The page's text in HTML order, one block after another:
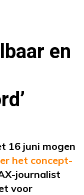
en
16 juni mogen
het concept-
journalist
voor